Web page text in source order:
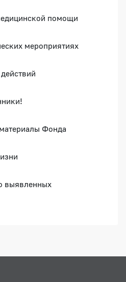
помощи
мероприятиях
Фонда
выявленных